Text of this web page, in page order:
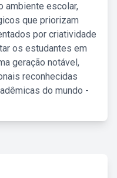
ambiente escolar,
que priorizam
por criatividade
os estudantes em
geração notável,
reconhecidas
do mundo -